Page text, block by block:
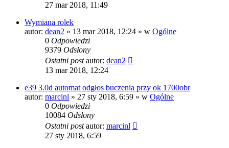
27 mar 2018, 11:49
Wymiana rolek
autor: dean2 » 13 mar 2018, 12:24 » w Ogólne
0 Odpowiedzi
9379 Odsłony
Ostatni postautor: dean2
13 mar 2018, 12:24
e39 3.0d automat odgłos buczenia przy ok 1700obr
autor: marcinl » 27 sty 2018, 6:59 » w Ogólne
0 Odpowiedzi
10084 Odsłony
Ostatni postautor: marcinl
27 sty 2018, 6:59